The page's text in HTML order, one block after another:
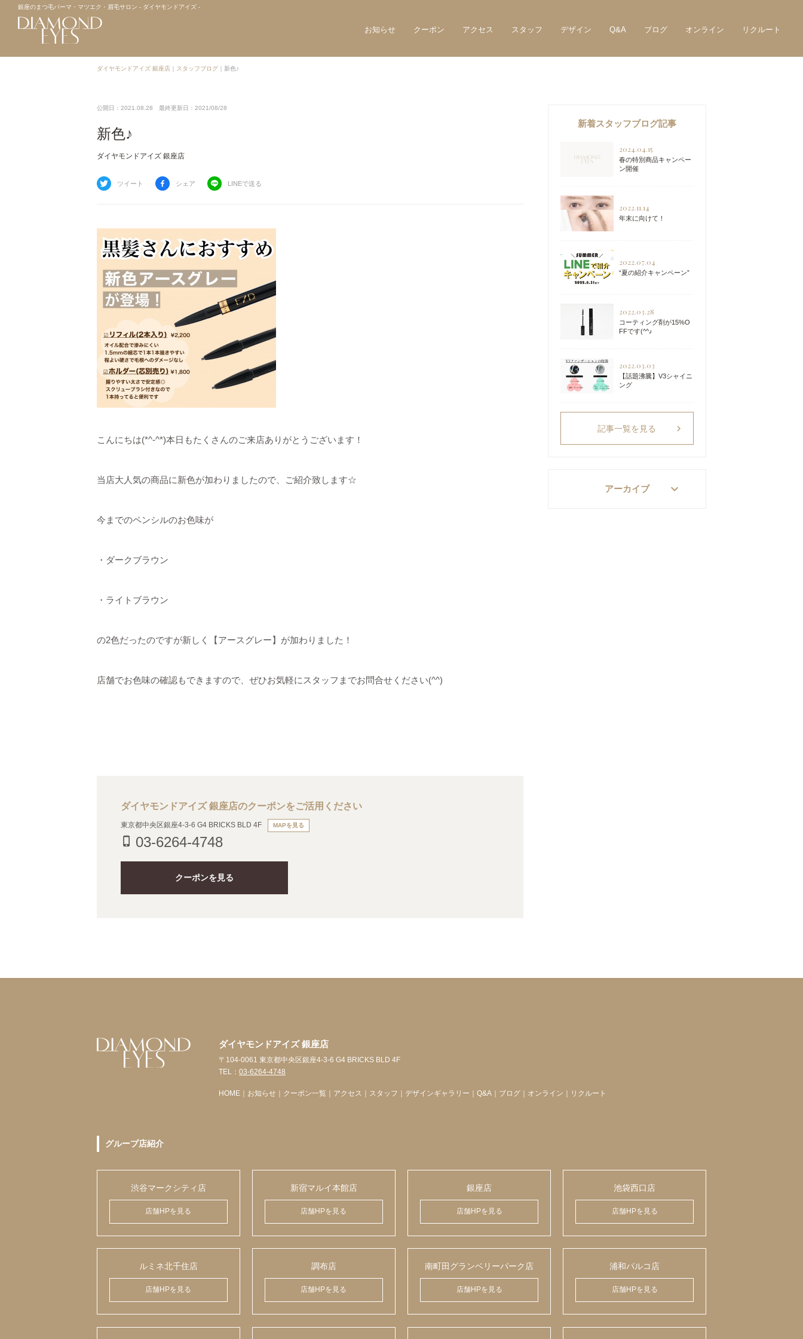
銀座のまつ毛パーマ・マツエク・眉毛サロン - ダイヤモンドアイズ -
お知らせ クーポン アクセス スタッフ デザイン Q&A ブログ オンライン リクルート
ダイヤモンドアイズ 銀座店 スタッフブログ 新色♪
公開日：2021.08.28 最終更新日：2021/08/28
新色♪
ダイヤモンドアイズ 銀座店
ツイート シェア LINEで送る
こんにちは(*^-^*)本日もたくさんのご来店ありがとうございます！
当店大人気の商品に新色が加わりましたので、ご紹介致します☆
今までのペンシルのお色味が
・ダークブラウン
・ライトブラウン
の2色だったのですが新しく【アースグレー】が加わりました！
店舗でお色味の確認もできますので、ぜひお気軽にスタッフまでお問合せください(^^)
ダイヤモンドアイズ 銀座店のクーポンをご活用ください
東京都中央区銀座4-3-6 G4 BRICKS BLD 4F MAPを見る
phone_iphone 03-6264-4748
クーポンを見る
新着スタッフブログ記事
2024.04.15
春の特別商品キャンペー
ン開催
2022.11.14
年末に向けて！
2022.07.04
“夏の紹介キャンペーン”
2022.03.28
コーティング剤が15%O
FFです(^^♪
2022.03.03
【話題沸騰】V3シャイニ
ング
記事一覧を見る chevron_right
アーカイブ keyboard_arrow_down
ダイヤモンドアイズ 銀座店
〒104-0061 東京都中央区銀座4-3-6 G4 BRICKS BLD 4F
TEL： 03-6264-4748
HOME お知らせ クーポン一覧 アクセス スタッフ デザインギャラリー Q&A ブログ オンライン リクルート
グループ店紹介
渋谷マークシティ店
店舗HPを見る
新宿マルイ本館店
店舗HPを見る
銀座店
店舗HPを見る
池袋西口店
店舗HPを見る
ルミネ北千住店
店舗HPを見る
調布店
店舗HPを見る
南町田グランベリーパーク店
店舗HPを見る
浦和パルコ店
店舗HPを見る